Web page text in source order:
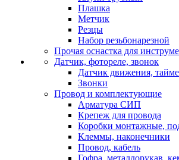
Плашка
Метчик
Резцы
Набор резьбонарезной
Прочая оснастка для
Датчик, фотореле, звонок
Датчик движения,
Звонки
Провод и комплектующие
Арматура СИП
Крепеж для провода
Коробки монтажные,
Клеммы, наконечники
Провод, кабель
Гофра, металлорукав,